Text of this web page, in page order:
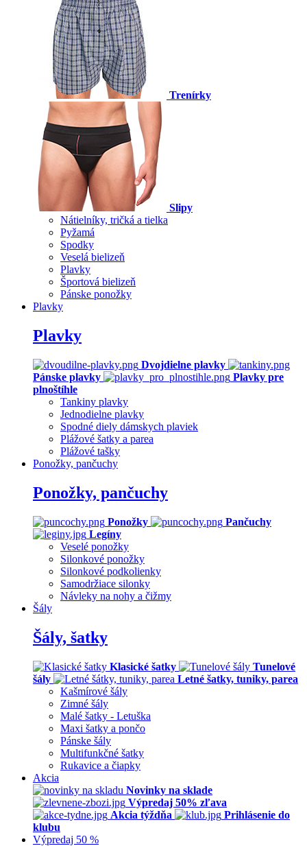
Trenírky
Slipy
Nátielníky, tričká a tielka
Pyžamá
Spodky
Veselá bielizeň
Plavky
Športová bielizeň
Pánske ponožky
Plavky
Plavky
Dvojdielne plavky
Pánske plavky
Plavky pre
plnoštíhle
Tankiny plavky
Jednodielne plavky
Spodné diely dámskych plaviek
Plážové šatky a parea
Plážové tašky
Ponožky, pančuchy
Ponožky, pančuchy
Ponožky
Pančuchy
Legíny
Veselé ponožky
Silonkové ponožky
Silonkové podkolienky
Samodržiace silonky
Návleky na nohy a čižmy
Šály
Šály, šatky
Klasické šatky
Tunelové
šály
Letné šatky, tuniky, parea
Kašmírové šály
Zimné šály
Malé šatky - Letuška
Maxi šatky a pončo
Pánske šály
Multifunkčné šatky
Rukavice a čiapky
Akcia
Novinky na sklade
Výpredaj 50% zľava
Akcia týždňa
Prihlásenie do
klubu
Výpredaj 50 %